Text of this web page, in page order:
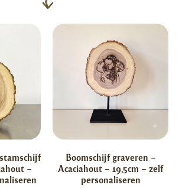
–
Boomschijf graveren –
Acaciahout – 19,5cm – zelf
personaliseren